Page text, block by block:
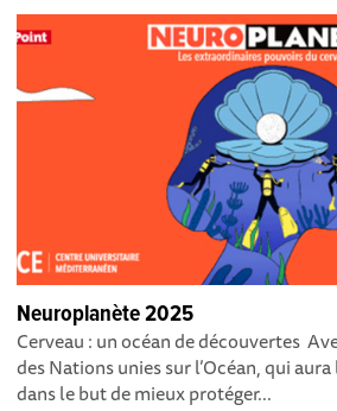
Neuroplanète 2025
Cerveau : un océan de découvertes
des Nations unies sur l’Océan, qui
dans le but de mieux protéger...